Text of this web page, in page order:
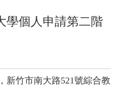
學個人申請第二階
新竹市南大路521號綜合教